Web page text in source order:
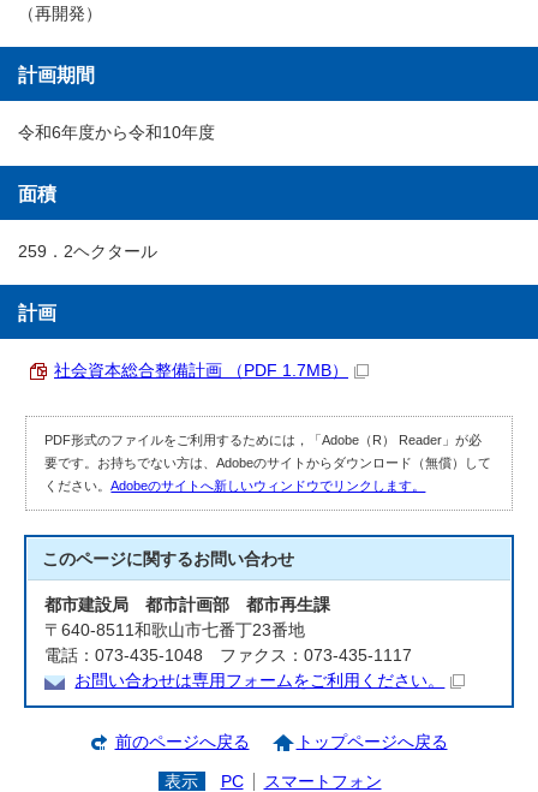
（再開発）
計画期間
令和6年度から令和10年度
面積
259．2ヘクタール
計画
社会資本総合整備計画 （PDF 1.7MB）
PDF形式のファイルをご利用するためには，「Adobe（R） Reader」が必
要です。お持ちでない方は、Adobeのサイトからダウンロード（無償）して
ください。Adobeのサイトへ新しいウィンドウでリンクします。
このページに関するお問い合わせ
都市建設局 都市計画部 都市再生課
〒640-8511和歌山市七番丁23番地
電話：073-435-1048 ファクス：073-435-1117
お問い合わせは専用フォームをご利用ください。
前のページへ戻る トップページへ戻る
表示 PC スマートフォン